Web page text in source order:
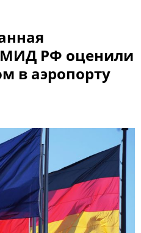
МИД РФ оценили
в аэропорту